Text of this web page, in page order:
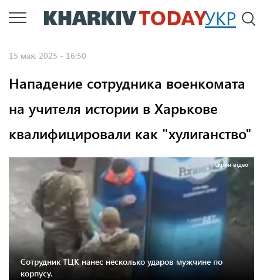
Перейти
к
УКР
15 мая, 2025 - 16:50
Нападение сотрудника военкомата
на учителя истории в Харькове
квалифицировали как "хулиганство"
Скрин відео
Сотрудник ТЦК нанес несколько ударов мужчине по
корпусу.